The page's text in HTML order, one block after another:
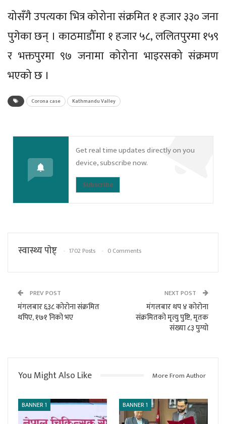
योसँगै उपत्यका भित्र कोरोना संक्रमित १ हजार ३३० जना
पुगेका छन् । काठमाडौँमा १ हजार ५८, ललितपुरमा १५९
र भक्तपुरमा ९७ जनामा कोरोना भाइरसको संक्रमण
भएको छ ।
Corona case Kathmandu Valley
Get real time updates directly on you
device, subscribe now.
Subscribe
स्वास्थ्य पाेष्ट् 1702 Posts 0 Comments
PREV POST
मंगलबार ६३८ कोरोना संक्रमित
थपिए, १७१ निको भए
NEXT POST
मंगलबार थप ४ कोरोना
संक्रमितको मृत्यु पुष्टि, मृतक
संख्या ८३ पुग्यो
You Might Also Like More From Author
BANNER 1 BANNER 1